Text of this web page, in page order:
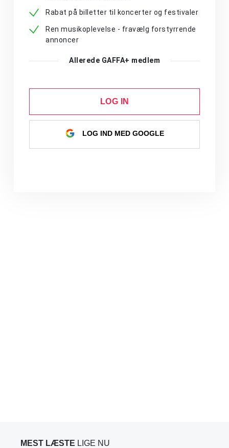
Rabat på billetter til koncerter og festivaler
Ren musikoplevelse - fravælg forstyrrende
annoncer
Allerede GAFFA+ medlem
LOG IN
LOG IND MED GOOGLE
MEST LÆSTE LIGE NU